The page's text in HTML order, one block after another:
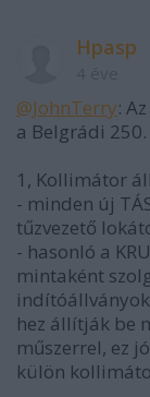
Hpasp
@JohnTerry:
a Belgrádi
1, Kollimátor
- minden új
tűzvezető
- hasonló a
mintaként
hez állítják be
műszerrel, ez
külön